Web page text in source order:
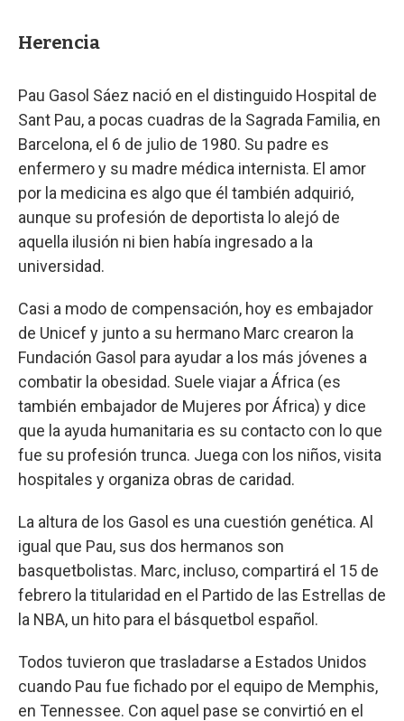
Herencia
Pau Gasol Sáez nació en el distinguido Hospital de
Sant Pau, a pocas cuadras de la Sagrada Familia, en
Barcelona, el 6 de julio de 1980. Su padre es
enfermero y su madre médica internista. El amor
por la medicina es algo que él también adquirió,
aunque su profesión de deportista lo alejó de
aquella ilusión ni bien había ingresado a la
universidad.
Casi a modo de compensación, hoy es embajador
de Unicef y junto a su hermano Marc crearon la
Fundación Gasol para ayudar a los más jóvenes a
combatir la obesidad. Suele viajar a África (es
también embajador de Mujeres por África) y dice
que la ayuda humanitaria es su contacto con lo que
fue su profesión trunca. Juega con los niños, visita
hospitales y organiza obras de caridad.
La altura de los Gasol es una cuestión genética. Al
igual que Pau, sus dos hermanos son
basquetbolistas. Marc, incluso, compartirá el 15 de
febrero la titularidad en el Partido de las Estrellas de
la NBA, un hito para el básquetbol español.
Todos tuvieron que trasladarse a Estados Unidos
cuando Pau fue fichado por el equipo de Memphis,
en Tennessee. Con aquel pase se convirtió en el